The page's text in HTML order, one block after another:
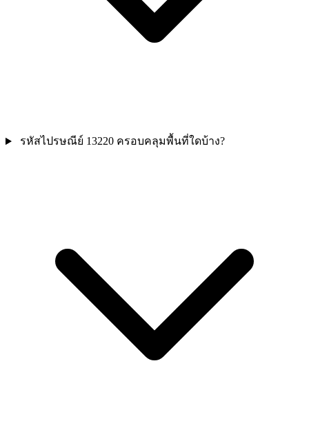
รหัสไปรษณีย์ 13220 ครอบคลุมพื้นที่ใดบ้าง?